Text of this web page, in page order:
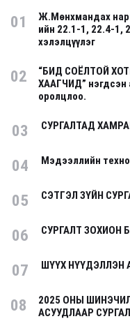
01
Ж.Мөнхмандах
ийн 22.1-1, 22.4-1,
хэлэлцүүлэг
02
“БИД СОЁЛТОЙ
ХААГЧИД”
оролцлоо.
03 СУРГАЛТАД
04 Мэдээллийн
05 СЭТГЭЛ ЗҮЙН
06 СУРГАЛТ ЗОХИОН
07 ШҮҮХ НҮҮДЭЛЛЭН
08
2025 ОНЫ
АСУУДЛААР